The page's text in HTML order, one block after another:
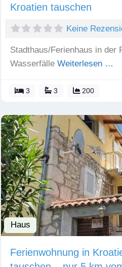
Kroatien tauschen
Keine
Stadthaus/Ferienhaus in der
Wasserfälle Weiterlesen …
3 3 200
Haus
Ferienwohnung in